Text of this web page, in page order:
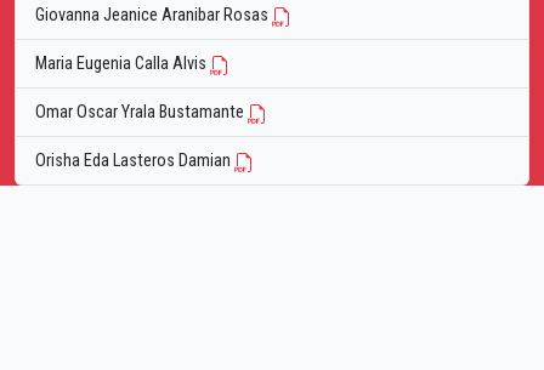
Giovanna Jeanice Aranibar Rosas
Maria Eugenia Calla Alvis
Omar Oscar Yrala Bustamante
Orisha Eda Lasteros Damian